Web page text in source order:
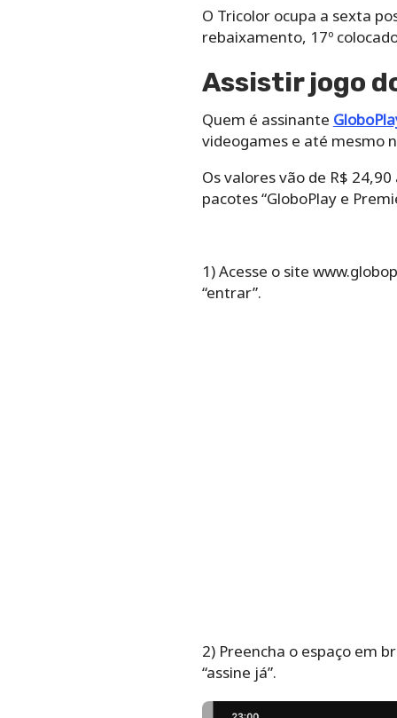
O Tricolor ocupa a sexta
rebaixamento, 17º
Assistir jogo
Quem é assinante
videogames e até mesmo
Os valores vão de R$
pacotes “GloboPlay e
1) Acesse o site
“entrar”.
2) Preencha o espaço em
“assine já”.